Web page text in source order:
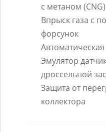
с метаном (CNG)
Впрыск газа с
форсунок
Эмулятор
дроссельной
Защита от
коллектора